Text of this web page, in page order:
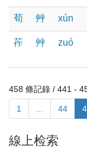
荀 艸 xún
莋 艸 zuó
458 條記錄 / 441 -
1 44
線上检索